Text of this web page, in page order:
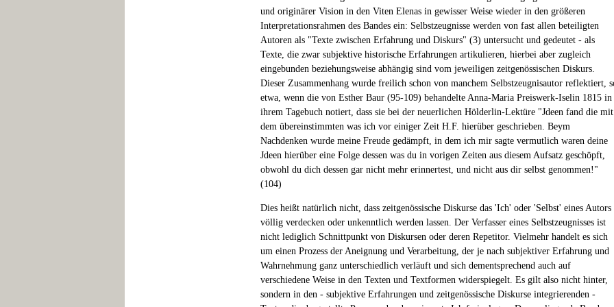
und originärer Vision in den Viten Elenas in gewisser Weise wieder in den größeren
Interpretationsrahmen des Bandes ein: Selbstzeugnisse werden von fast allen beteiligten
Autoren als "Texte zwischen Erfahrung und Diskurs" (3) untersucht und gedeutet - als
Texte, die zwar subjektive historische Erfahrungen artikulieren, hierbei aber zugleich
eingebunden beziehungsweise abhängig sind vom jeweiligen zeitgenössischen Diskurs.
Dieser Zusammenhang wurde freilich schon von manchem Selbstzeugnisautor reflektiert,
etwa, wenn die von Esther Baur (95-109) behandelte Anna-Maria Preiswerk-Iselin 1815 in
ihrem Tagebuch notiert, dass sie bei der neuerlichen Hölderlin-Lektüre "Jdeen fand die mit
dem übereinstimmten was ich vor einiger Zeit H.F. hierüber geschrieben. Beym
Nachdenken wurde meine Freude gedämpft, in dem ich mir sagte vermutlich waren deine
Jdeen hierüber eine Folge dessen was du in vorigen Zeiten aus diesem Aufsatz geschöpft,
obwohl du dich dessen gar nicht mehr erinnertest, und nicht aus dir selbst genommen!"
(104)
Dies heißt natürlich nicht, dass zeitgenössische Diskurse das 'Ich' oder 'Selbst' eines Autors
völlig verdecken oder unkenntlich werden lassen. Der Verfasser eines Selbstzeugnisses ist
nicht lediglich Schnittpunkt von Diskursen oder deren Repetitor. Vielmehr handelt es sich
um einen Prozess der Aneignung und Verarbeitung, der je nach subjektiver Erfahrung und
Wahrnehmung ganz unterschiedlich verläuft und sich dementsprechend auch auf
verschiedene Weise in den Texten und Textformen widerspiegelt. Es gilt also nicht hinter,
sondern in den - subjektive Erfahrungen und zeitgenössische Diskurse integrierenden -